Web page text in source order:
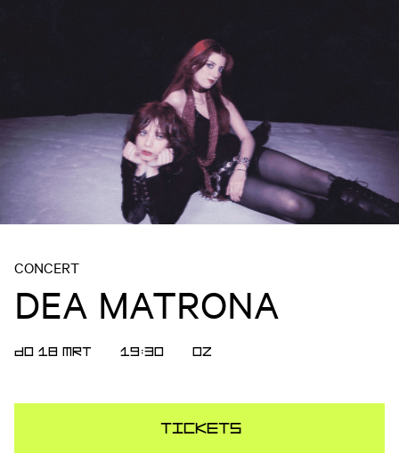
CONCERT
DEA MATRONA
DO 18 MRT 19:30 OZ
Tickets